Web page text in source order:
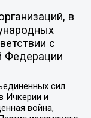
в
с
Федерации
сил
Ичкерии и
война,